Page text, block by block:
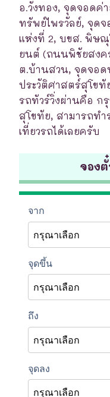
อ.วังทอง, จุดจอดค่
ทรัพย์ไพรวัลย์, จุด
แห่งที่ 2, บขส. พิษ
ยนต์ (ถนนพิชัยสงค
ต.บ้านสวน, จุดจอ
ประวัติศาสตร์สุโข
รถทัวร์วิ่งผ่านคือ ก
สุโขทัย, สามารถทำ
เที่ยวรถได้เลยครับ
จอง